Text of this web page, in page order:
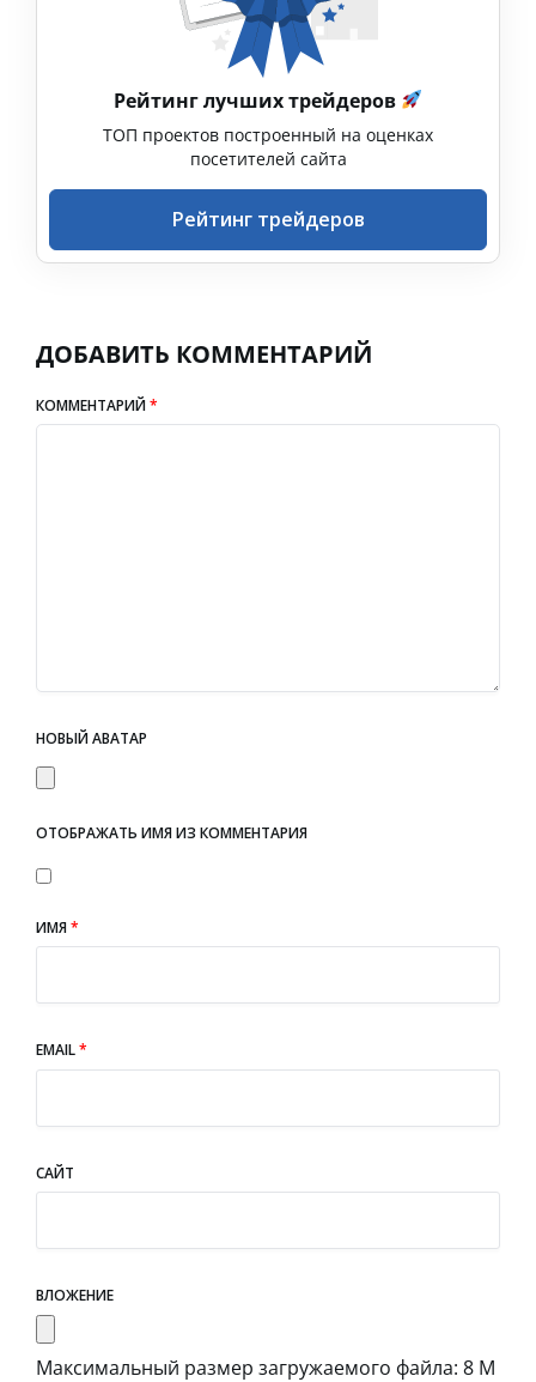
Рейтинг лучших трейдеров
ТОП проектов построенный на оценках
посетителей сайта
Рейтинг трейдеров
ДОБАВИТЬ КОММЕНТАРИЙ
КОММЕНТАРИЙ*
НОВЫЙ АВАТАР
ОТОБРАЖАТЬ ИМЯ ИЗ КОММЕНТАРИЯ
ИМЯ*
EMAIL*
САЙТ
ВЛОЖЕНИЕ
Максимальный размер загружаемого файла: 8 М